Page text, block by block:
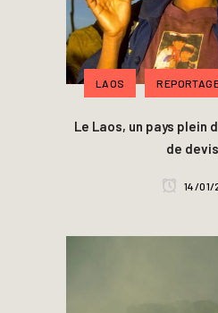
LAOS
Le Laos, un pays plein
de
14/01/